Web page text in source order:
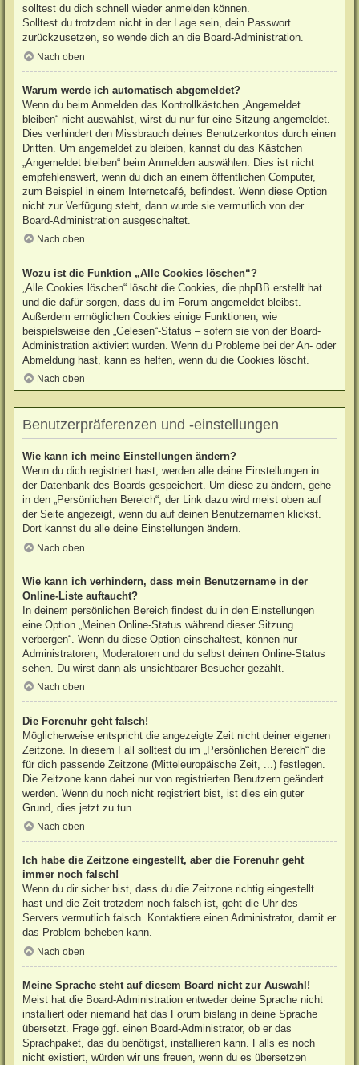
solltest du dich schnell wieder anmelden können.
Solltest du trotzdem nicht in der Lage sein, dein Passwort
zurückzusetzen, so wende dich an die Board-Administration.
Nach oben
Warum werde ich automatisch abgemeldet?
Wenn du beim Anmelden das Kontrollkästchen „Angemeldet
bleiben“ nicht auswählst, wirst du nur für eine Sitzung angemeldet.
Dies verhindert den Missbrauch deines Benutzerkontos durch einen
Dritten. Um angemeldet zu bleiben, kannst du das Kästchen
„Angemeldet bleiben“ beim Anmelden auswählen. Dies ist nicht
empfehlenswert, wenn du dich an einem öffentlichen Computer,
zum Beispiel in einem Internetcafé, befindest. Wenn diese Option
nicht zur Verfügung steht, dann wurde sie vermutlich von der
Board-Administration ausgeschaltet.
Nach oben
Wozu ist die Funktion „Alle Cookies löschen“?
„Alle Cookies löschen“ löscht die Cookies, die phpBB erstellt hat
und die dafür sorgen, dass du im Forum angemeldet bleibst.
Außerdem ermöglichen Cookies einige Funktionen, wie
beispielsweise den „Gelesen“-Status – sofern sie von der Board-
Administration aktiviert wurden. Wenn du Probleme bei der An- oder
Abmeldung hast, kann es helfen, wenn du die Cookies löscht.
Nach oben
Benutzerpräferenzen und -einstellungen
Wie kann ich meine Einstellungen ändern?
Wenn du dich registriert hast, werden alle deine Einstellungen in
der Datenbank des Boards gespeichert. Um diese zu ändern, gehe
in den „Persönlichen Bereich“; der Link dazu wird meist oben auf
der Seite angezeigt, wenn du auf deinen Benutzernamen klickst.
Dort kannst du alle deine Einstellungen ändern.
Nach oben
Wie kann ich verhindern, dass mein Benutzername in der
Online-Liste auftaucht?
In deinem persönlichen Bereich findest du in den Einstellungen
eine Option „Meinen Online-Status während dieser Sitzung
verbergen“. Wenn du diese Option einschaltest, können nur
Administratoren, Moderatoren und du selbst deinen Online-Status
sehen. Du wirst dann als unsichtbarer Besucher gezählt.
Nach oben
Die Forenuhr geht falsch!
Möglicherweise entspricht die angezeigte Zeit nicht deiner eigenen
Zeitzone. In diesem Fall solltest du im „Persönlichen Bereich“ die
für dich passende Zeitzone (Mitteleuropäische Zeit, ...) festlegen.
Die Zeitzone kann dabei nur von registrierten Benutzern geändert
werden. Wenn du noch nicht registriert bist, ist dies ein guter
Grund, dies jetzt zu tun.
Nach oben
Ich habe die Zeitzone eingestellt, aber die Forenuhr geht
immer noch falsch!
Wenn du dir sicher bist, dass du die Zeitzone richtig eingestellt
hast und die Zeit trotzdem noch falsch ist, geht die Uhr des
Servers vermutlich falsch. Kontaktiere einen Administrator, damit er
das Problem beheben kann.
Nach oben
Meine Sprache steht auf diesem Board nicht zur Auswahl!
Meist hat die Board-Administration entweder deine Sprache nicht
installiert oder niemand hat das Forum bislang in deine Sprache
übersetzt. Frage ggf. einen Board-Administrator, ob er das
Sprachpaket, das du benötigst, installieren kann. Falls es noch
nicht existiert, würden wir uns freuen, wenn du es übersetzen